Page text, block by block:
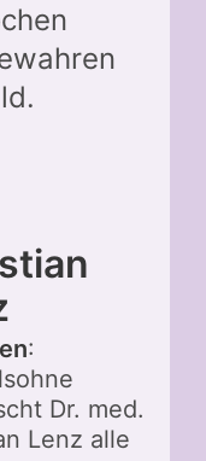
:
Dr. med.
Lenz alle